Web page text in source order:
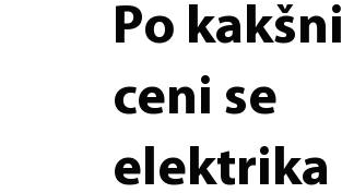
Po kakšni
ceni se
elektrika